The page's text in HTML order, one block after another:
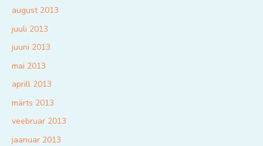
august 2013
juuli 2013
juuni 2013
mai 2013
aprill 2013
märts 2013
veebruar 2013
jaanuar 2013